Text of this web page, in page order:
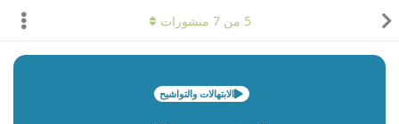
الابتهالات والتواشيح
5 من7 منشورات